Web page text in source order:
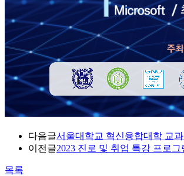
다음글서울대학교 혁신융합대학 교과
이전글2023 진로 및 취업 특강 프로그
목록